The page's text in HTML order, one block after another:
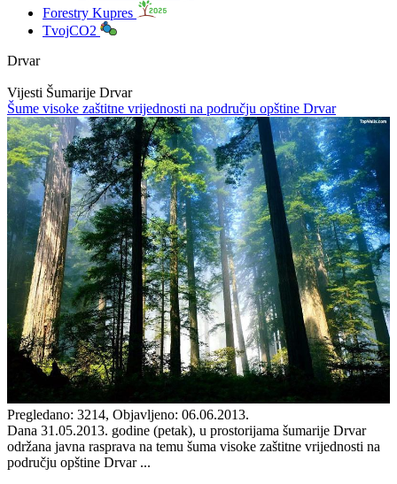
Forestry Kupres
TvojCO2
Drvar
Vijesti Šumarije Drvar
Šume visoke zaštitne vrijednosti na području opštine Drvar
Pregledano: 3214, Objavljeno: 06.06.2013.
Dana 31.05.2013. godine (petak), u prostorijama šumarije Drvar
održana javna rasprava na temu šuma visoke zaštitne vrijednosti na
području opštine Drvar ...